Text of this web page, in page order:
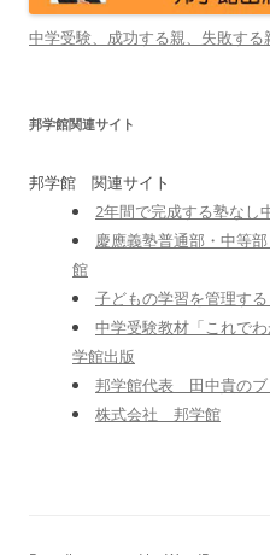
中学受験、成功する親、失敗する
邦学館関連サイト
邦学館 関連サイト
2年間で完成する塾な
慶應義塾普通部・中等
館
子どもの学習を管理す
中学受験教材「これで
学館出版
邦学館代表 田中貴のブ
株式会社 邦学館